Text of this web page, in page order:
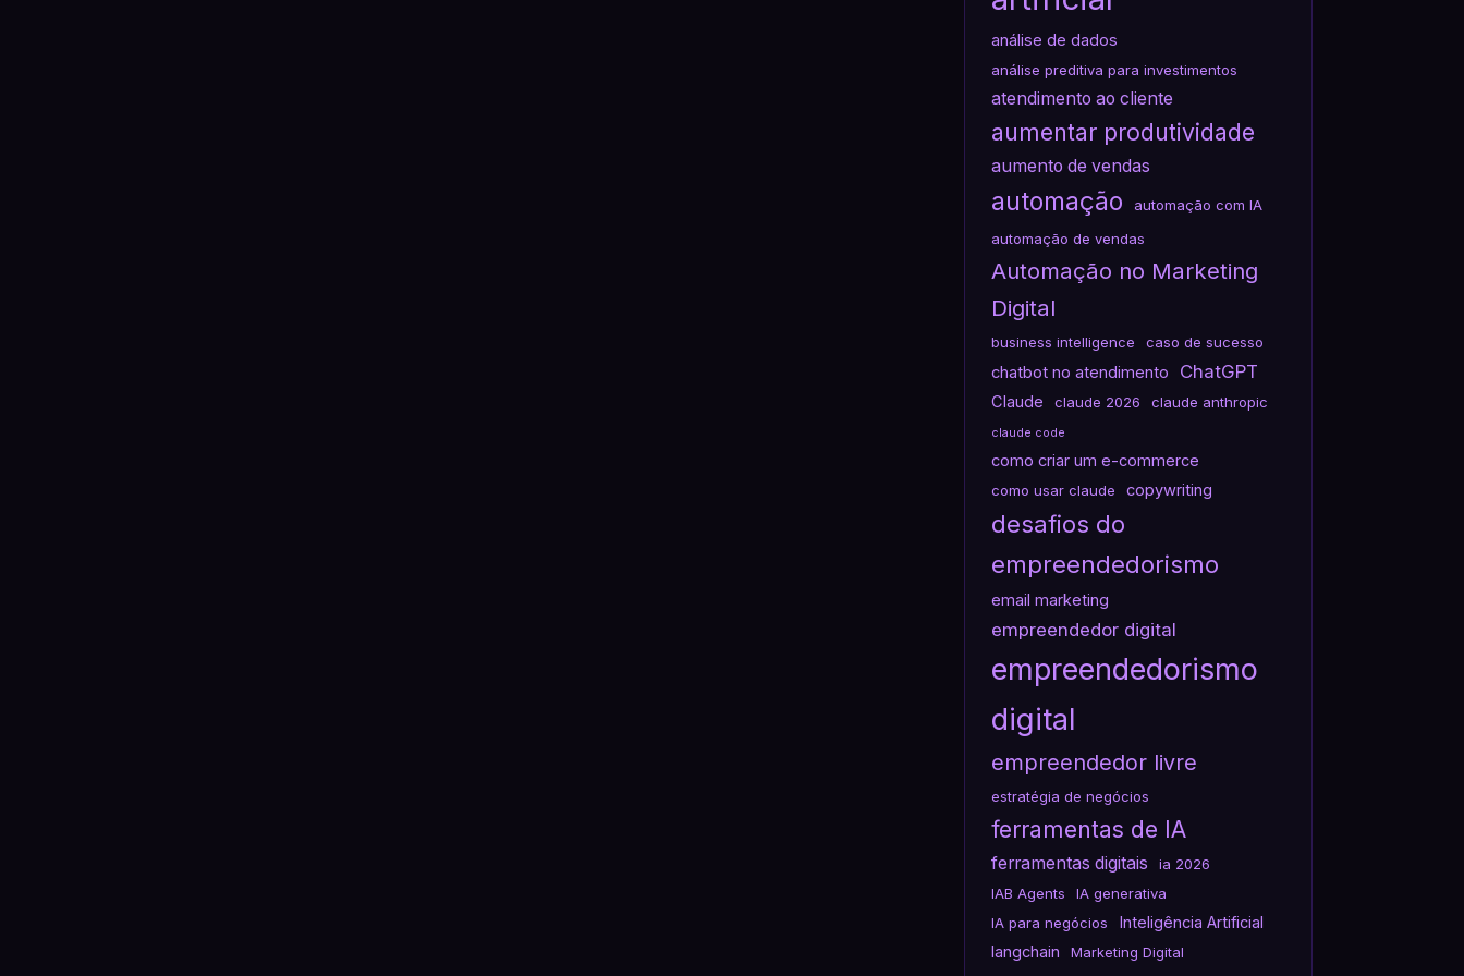
análise de dados
análise preditiva para investimentos
atendimento ao cliente
aumentar produtividade
aumento de vendas
automação
automação com IA
automação de vendas
Automação no Marketing
Digital
business intelligence caso de sucesso
chatbot no atendimento ChatGPT
Claude claude 2026 claude anthropic
claude code
como criar um e-commerce
como usar claude copywriting
desafios do
empreendedorismo
email marketing
empreendedor digital
empreendedorismo
digital
empreendedor livre
estratégia de negócios
ferramentas de IA
ferramentas digitais
ia 2026
IAB Agents
IA generativa
IA para negócios
Inteligência Artificial
langchain
Marketing Digital